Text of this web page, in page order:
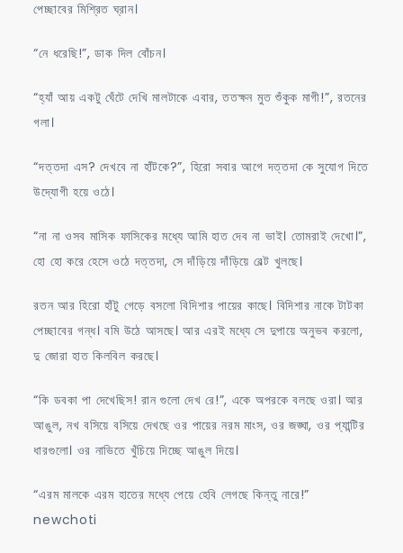
পেচ্ছাবের মিশ্রিত ঘ্রান।
“নে ধরেছি!”, ডাক দিল বোঁচন।
“হ্যাঁ আয় একটু ঘেঁটে দেখি মালটাকে এবার, ততক্ষন মুত শুঁকুক মাগী!”, রতনের
গলা।
“দত্তদা এস? দেখবে না হাঁটকে?”, হিরো সবার আগে দত্তদা কে সুযোগ দিতে
উদ্যোগী হয়ে ওঠে।
“না না ওসব মাসিক ফাসিকের মধ্যে আমি হাত দেব না ভাই। তোমরাই দেখো।”,
হো হো করে হেসে ওঠে দত্তদা, সে দাঁড়িয়ে দাঁড়িয়ে বেল্ট খুলছে।
রতন আর হিরো হাঁটু গেড়ে বসলো বিদিশার পায়ের কাছে। বিদিশার নাকে টাটকা
পেচ্ছাবের গন্ধ। বমি উঠে আসছে। আর এরই মধ্যে সে দুপায়ে অনুভব করলো,
দু জোরা হাত কিলবিল করছে।
“কি ডবকা পা দেখেছিস! রান গুলো দেখ রে!”, একে অপরকে বলছে ওরা। আর
আঙুল, নখ বসিয়ে বসিয়ে দেখছে ওর পায়ের নরম মাংস, ওর জঙ্ঘা, ওর প্যান্টির
ধারগুলো। ওর নাভিতে খুঁচিয়ে দিচ্ছে আঙুল দিয়ে।
“এরম মালকে এরম হাতের মধ্যে পেয়ে হেবি লেগছে কিন্তু নারে!”
newchoti